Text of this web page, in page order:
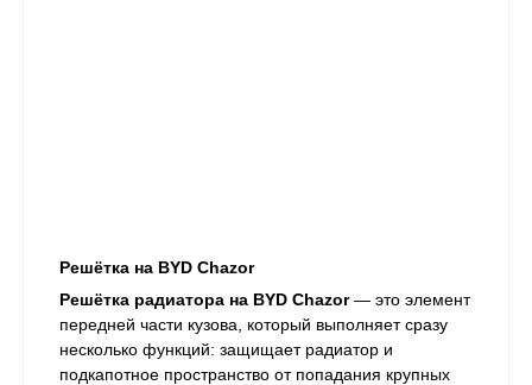
Решётка на BYD Chazor
Решётка радиатора на BYD Chazor— это элемент
передней части кузова, который выполняет сразу
несколько функций: защищает радиатор и
подкапотное пространство от попадания крупных